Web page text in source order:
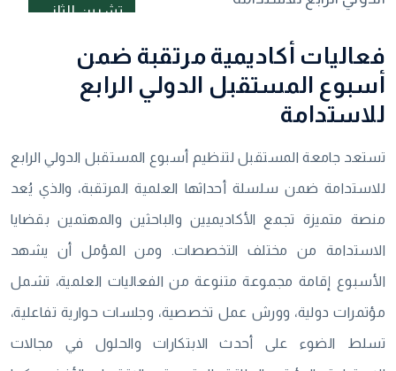
تشرين الثاني
فعاليات أكاديمية مرتقبة ضمن
أسبوع المستقبل الدولي الرابع
للاستدامة
تستعد جامعة المستقبل لتنظيم أسبوع المستقبل الدولي الرابع
للاستدامة ضمن سلسلة أحداثها العلمية المرتقبة، والذي يُعد
منصة متميزة تجمع الأكاديميين والباحثين والمهتمين بقضايا
الاستدامة من مختلف التخصصات. ومن المؤمل أن يشهد
الأسبوع إقامة مجموعة متنوعة من الفعاليات العلمية، تشمل
مؤتمرات دولية، وورش عمل تخصصية، وجلسات حوارية تفاعلية،
تسلط الضوء على أحدث الابتكارات والحلول في مجالات